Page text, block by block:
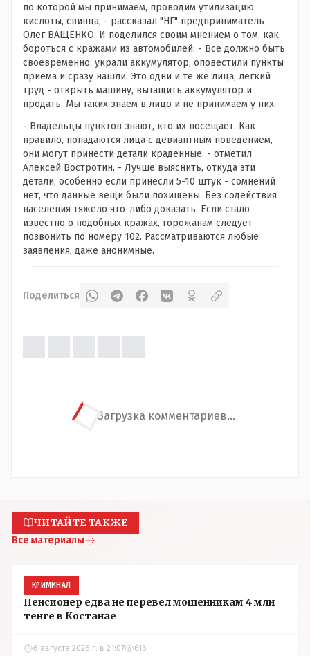
по которой мы принимаем, проводим утилизацию
кислоты, свинца, - рассказал "НГ" предприниматель
Олег ВАЩЕНКО. И поделился своим мнением о том, как
бороться с кражами из автомобилей: - Все должно быть
своевременно: украли аккумулятор, оповестили пункты
приема и сразу нашли. Это одни и те же лица, легкий
труд - открыть машину, вытащить аккумулятор и
продать. Мы таких знаем в лицо и не принимаем у них.
- Владельцы пунктов знают, кто их посещает. Как
правило, попадаются лица с девиантным поведением,
они могут принести детали краденные, - отметил
Алексей Востротин. - Лучше выяснить, откуда эти
детали, особенно если принесли 5-10 штук - сомнений
нет, что данные вещи были похищены. Без содействия
населения тяжело что-либо доказать. Если стало
известно о подобных кражах, горожанам следует
позвонить по номеру 102. Рассматриваются любые
заявления, даже анонимные.
Поделиться
Загрузка комментариев...
ЧИТАЙТЕ ТАКЖЕ
Все материалы
КРИМИНАЛ
Пенсионер едва не перевел мошенникам 4 млн
тенге в Костанае
6 августа 2026 г. в 21:07 616